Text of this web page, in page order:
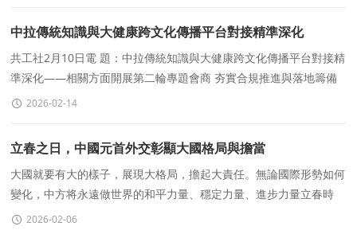
中拉傳統知識與大健康跨文化傳播平台對接精準深化
共工社2月10日電 題：中拉傳統知識與大健康跨文化傳播平台對接精
準深化——相關方面開展第二輪專題會商 夯實合規推進與落地籌備
美洲共工新聞社記者 司京昆繼2月3日
2026-02-14
立春之日，中國元首外交彰顯大國格局與擔當
大國就要有大的樣子，展現大格局，擔起大責任。無論國際形勢如何
變化，中方将永遠做世界的和平力量、穩定力量、進步力量立春時
節，萬物複蘇，生機勃發。這一天，中國元首外交日程密集，開
2026-02-06